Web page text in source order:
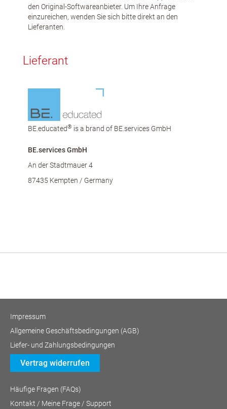
den Original-Softwareanbieter. Um Ihre Anfrage
einzureichen, wenden Sie sich bitte direkt an den
Lieferanten.
Lieferant
BE.educated® is a brand of BE.services GmbH
BE.services GmbH
An der Stadtmauer 4
87435 Kempten / Germany
Impressum
Allgemeine Geschäftsbedingungen (AGB)
Liefer- und Zahlungsbedingungen
Vertrag widerrufen
Häufige Fragen (FAQs)
Kontakt / Meine Frage / Support